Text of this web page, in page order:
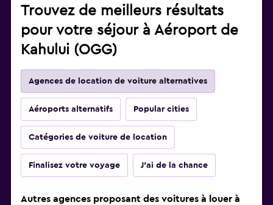
Trouvez de meilleurs résultats
pour votre séjour à Aéroport de
Kahului (OGG)
Agences de location de voiture alternatives
Aéroports alternatifs Popular cities
Catégories de voiture de location
Finalisez votre voyage J'ai de la chance
Autres agences proposant des voitures à louer à